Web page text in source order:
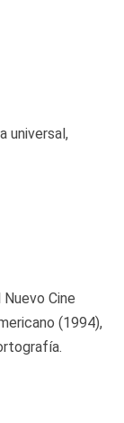
universal,
Cine
(1994),